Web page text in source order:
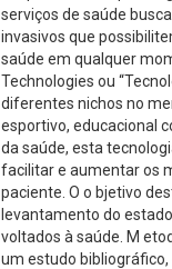
serviços de saúde
invasivos que
saúde em qualquer
Technologies ou
diferentes nichos no
esportivo, educacional
da saúde, esta
facilitar e aumentar os
paciente. O o bjetivo
levantamento do
voltados à saúde. M
um estudo